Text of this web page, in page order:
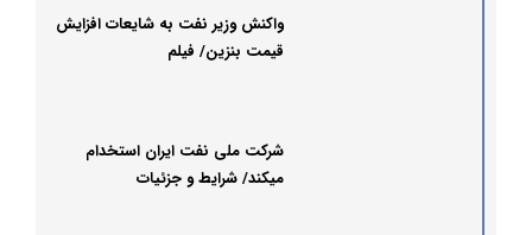
واکنش وزیر نفت به شایعات افزایش
قیمت بنزین/ فیلم
شرکت ملی نفت ایران استخدام
میکند/ شرایط و جزئیات